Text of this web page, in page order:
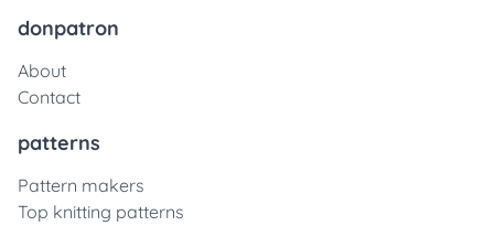
donpatron
About
Contact
patterns
Pattern makers
Top knitting patterns